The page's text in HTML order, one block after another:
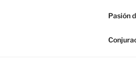
Pasión